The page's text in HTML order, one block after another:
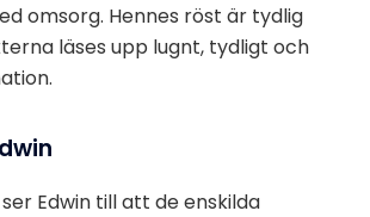
omsorg. Hennes röst är tydlig
läses upp lugnt, tydligt och
Edwin till att de enskilda